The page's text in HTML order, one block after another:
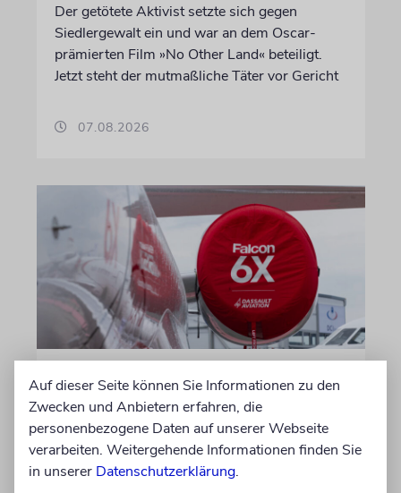
Der getötete Aktivist setzte sich gegen
Siedlergewalt ein und war an dem Oscar-
prämierten Film »No Other Land« beteiligt.
Jetzt steht der mutmaßliche Täter vor Gericht
07.08.2026
Wegen Israel-Boykott:
Irisches Regierungsflugzeug
kann nicht mehr im Nebel
landen
Auf dieser Seite können Sie Informationen zu den
Zwecken und Anbietern erfahren, die
personenbezogene Daten auf unserer Webseite
verarbeiten. Weitergehende Informationen finden Sie
in unserer Datenschutzerklärung.